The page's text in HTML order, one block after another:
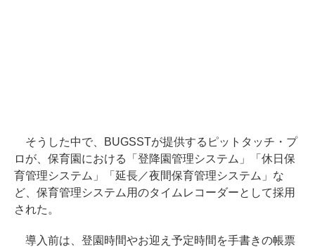
そうした中で、BUGSSTが提供するピットタッチ・プ
ロが、保育園における「登降園管理システム」「休日保
育管理システム」「延長／夜間保育管理システム」な
ど、保育管理システム用のタイムレコーダーとして採用
された。
導入前は、登園時間やお迎え予定時間を手書きの帳票